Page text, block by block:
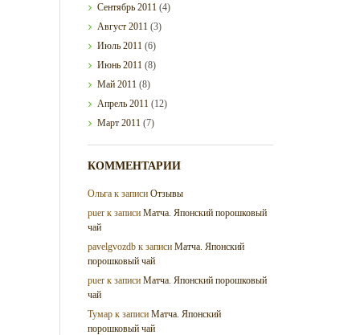
Сентябрь2011 (4)
Август2011 (3)
Июль2011 (6)
Июнь2011 (8)
Май2011 (8)
Апрель2011 (12)
Март2011 (7)
КОММЕНТАРИИ
Ольга к записиОтзывы
puer к записиМатча. Японский порошковый
чай
pavelgvozdb к записиМатча. Японский
порошковый чай
puer к записиМатча. Японский порошковый
чай
Тумар к записиМатча. Японский
порошковый чай